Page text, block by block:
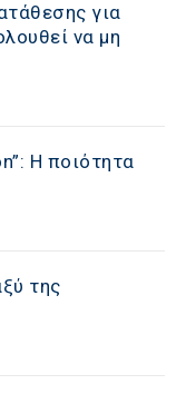
για
να μη
Η ποιότητα
της